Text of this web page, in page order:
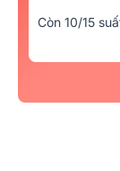
Còn 10/15